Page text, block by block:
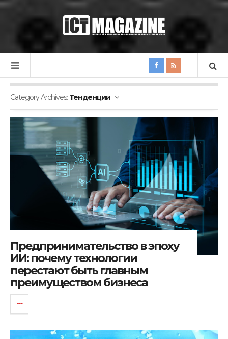
Category Archives: Тенденции
Предпринимательство в эпоху
ИИ: почему технологии
перестают быть главным
преимуществом бизнеса